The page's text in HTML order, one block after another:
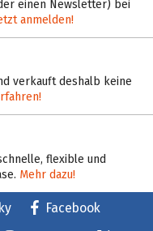
einen Newsletter) bei
anmelden!
verkauft deshalb keine
flexible und
Mehr dazu!
Facebook